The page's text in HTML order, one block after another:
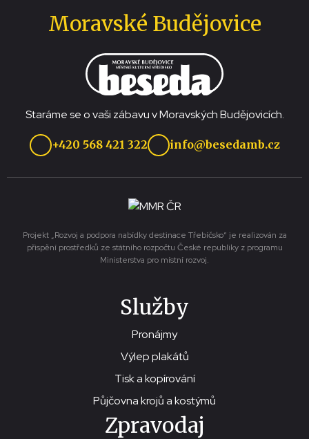
Moravské Budějovice
Staráme se o vaši zábavu v Moravských Budějovicích.
+420 568 421 322 info@besedamb.cz
Projekt „Rozvoj a podpora nabídky destinace Třebíčsko“ je realizován za
přispění prostředků ze státního rozpočtu České republiky z programu
Ministerstva pro místní rozvoj.
Služby
Pronájmy
Výlep plakátů
Tisk a kopírování
Půjčovna krojů a kostýmů
Zpravodaj